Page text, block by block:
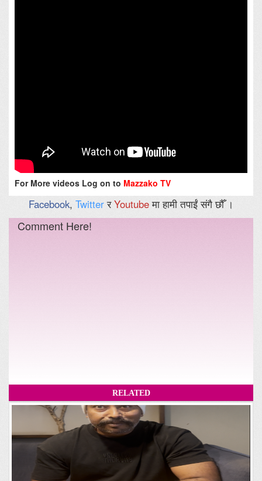
For More videos Log on to Mazzako TV
Facebook, TwitterरYoutubeमा हामी तपाईं संगै छौँ ।
Comment Here!
RELATED